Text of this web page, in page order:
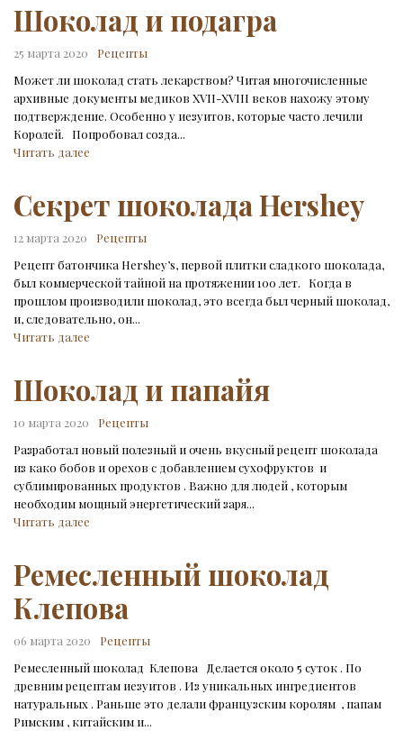
Шоколад и подагра
25 марта 2020
Рецепты
Может ли шоколад стать лекарством? Читая многочисленные
архивные документы медиков XVII-XVIII веков нахожу этому
подтверждение. Особенно у иезуитов, которые часто лечили
Королей. Попробовал созда...
Читать далее
Секрет шоколада Hershey
12 марта 2020
Рецепты
Рецепт батончика Hershey’s, первой плитки сладкого шоколада,
был коммерческой тайной на протяжении 100 лет. Когда в
прошлом производили шоколад, это всегда был черный шоколад,
и, следовательно, он...
Читать далее
Шоколад и папайя
10 марта 2020
Рецепты
Разработал новый полезный и очень вкусный рецепт шоколада
из како бобов и орехов с добавлением сухофруктов и
сублимированных продуктов . Важно для людей , которым
необходим мощный энергетический заря...
Читать далее
Ремесленный шоколад
Клепова
06 марта 2020
Рецепты
Ремесленный шоколад Клепова Делается около 5 суток . По
древним рецептам иезуитов . Из уникальных ингредиентов
натуральных . Раньше это делали французским королям , папам
Римским , китайским и...